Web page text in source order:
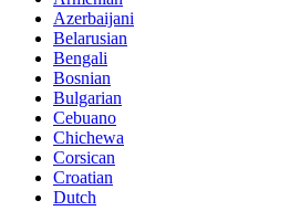
Azerbaijani
Belarusian
Bengali
Bosnian
Bulgarian
Cebuano
Chichewa
Corsican
Croatian
Dutch